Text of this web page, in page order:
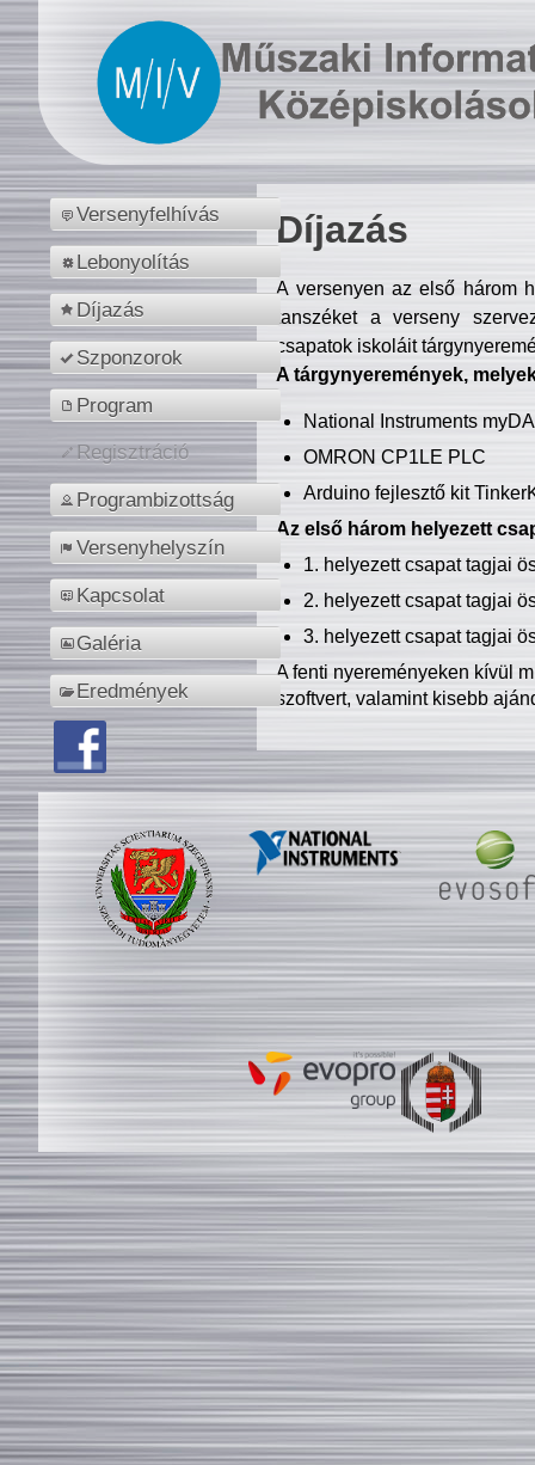
Versenyfelhívás
Lebonyolítás
Díjazás
Szponzorok
Program
Regisztráció
Programbizottság
Versenyhelyszín
Kapcsolat
Galéria
Eredmények
Díjazás
A versenyen az első három
tanszéket a verseny
csapatok iskoláit
A tárgynyeremények,
National Instruments
OMRON CP1LE PLC
Arduino fejlesztő kit
Az első három helyezett
1. helyezett csapat tagjai
2. helyezett csapat tagjai
3. helyezett csapat tagjai
A fenti nyereményeken kívül
szoftvert, valamint kisebb